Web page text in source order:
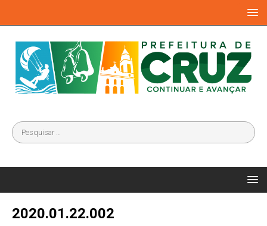
2020.01.22.002